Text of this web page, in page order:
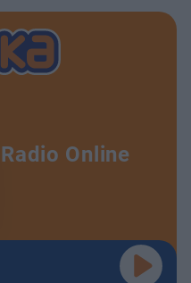
Radio Online